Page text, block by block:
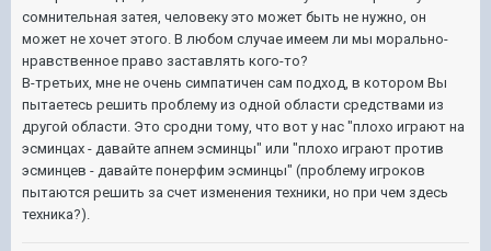
сомнительная затея, человеку это может быть не нужно, он
может не хочет этого. В любом случае имеем ли мы морально-
нравственное право заставлять кого-то?
В-третьих, мне не очень симпатичен сам подход, в котором Вы
пытаетесь решить проблему из одной области средствами из
другой области. Это сродни тому, что вот у нас "плохо играют на
эсминцах - давайте апнем эсминцы" или "плохо играют против
эсминцев - давайте понерфим эсминцы" (проблему игроков
пытаются решить за счет изменения техники, но при чем здесь
техника?).